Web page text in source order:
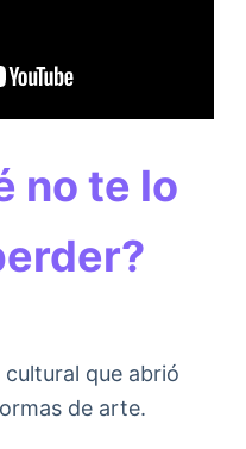
no te lo
que abrió
de arte.